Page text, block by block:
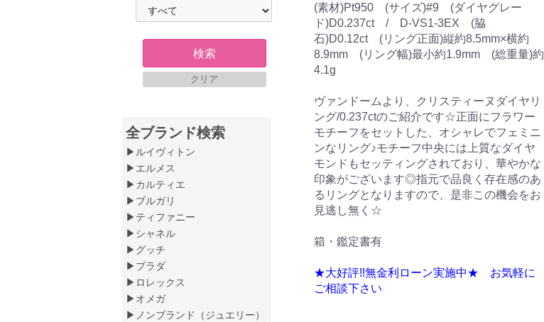
検索
クリア
全ブランド検索
▶ルイヴィトン
▶エルメス
▶カルティエ
▶ブルガリ
▶ティファニー
▶シャネル
▶グッチ
▶プラダ
▶ロレックス
▶オメガ
▶ノンブランド（ジュエリー）
(素材)Pt950 (サイズ)#9 (ダイヤグレー
ド)D0.237ct / D-VS1-3EX (脇
石)D0.12ct (リング正面)縦約8.5mm×横約
8.9mm (リング幅)最小約1.9mm (総重量)約
4.1g
ヴァンドームより、クリスティーヌダイヤリ
ング/0.237ctのご紹介です☆正面にフラワー
モチーフをセットした、オシャレでフェミニ
ンなリング♪モチーフ中央には上質なダイヤ
モンドもセッティングされており、華やかな
印象がございます◎指元で品良く存在感のあ
るリングとなりますので、是非この機会をお
見逃し無く☆
箱・鑑定書有
★大好評!!無金利ローン実施中★ お気軽に
ご相談下さい